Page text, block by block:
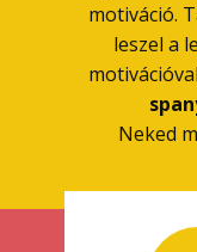
motiváció.
leszel a
Neked